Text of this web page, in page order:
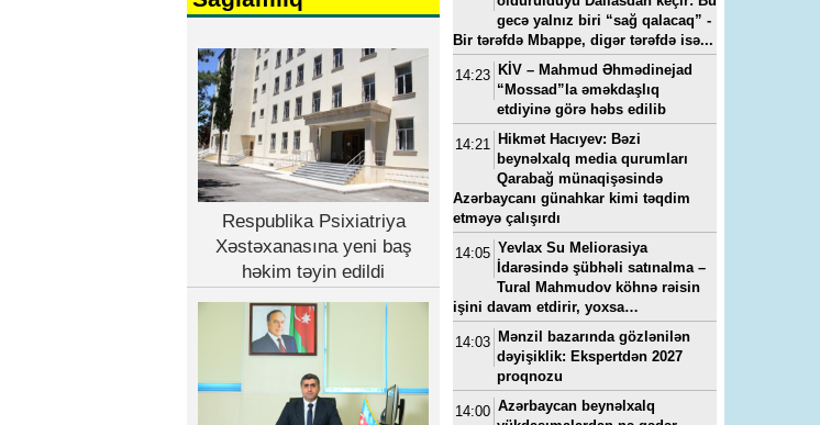
Respublika Psixiatriya
Xəstəxanasına yeni baş
həkim təyin edildi
gecə yalnız biri “sağ qalacaq” -
Bir tərəfdə Mbappe, digər tərəfdə isə...
14:23 KİV – Mahmud Əhmədinejad
“Mossad”la əməkdaşlıq
etdiyinə görə həbs edilib
14:21 Hikmət Hacıyev: Bəzi
beynəlxalq media qurumları
Qarabağ münaqişəsində
Azərbaycanı günahkar kimi təqdim
etməyə çalışırdı
14:05 Yevlax Su Meliorasiya
İdarəsində şübhəli satınalma –
Tural Mahmudov köhnə rəisin
işini davam etdirir, yoxsa…
14:03 Mənzil bazarında gözlənilən
dəyişiklik: Ekspertdən 2027
proqnozu
14:00 Azərbaycan beynəlxalq